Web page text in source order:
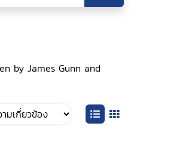
by James Gunn and